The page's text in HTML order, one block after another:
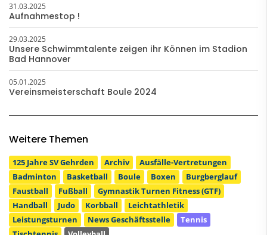
31.03.2025
Aufnahmestop !
29.03.2025
Unsere Schwimmtalente zeigen ihr Können im Stadion
Bad Hannover
05.01.2025
Vereinsmeisterschaft Boule 2024
Weitere Themen
125 Jahre SV Gehrden Archiv
Ausfälle-Vertretungen
Badminton
Basketball Boule Boxen
Burgberglauf
Faustball
Fußball
Gymnastik Turnen Fitness (GTF)
Handball
Judo Korbball
Leichtathletik
Leistungsturnen
News Geschäftsstelle
Tennis